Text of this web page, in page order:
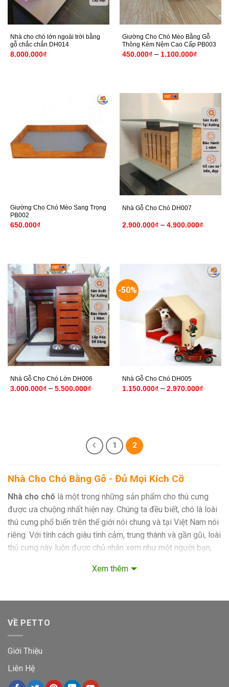
Nhà cho chó lớn ngoài trời bằng
gỗ chắc chắn DH014
8.000.000₫
Giường Cho Chó Mèo Bằng Gỗ
Thông Kèm Nệm Cao Cấp PB003
450.000₫ – 1.100.000₫Khoảng
Giường Cho Chó Mèo Sang Trọng
PB002
650.000₫
Nhà Gỗ Cho Chó DH007
2.900.000₫ – 4.900.000₫Khoảng
Nhà Gỗ Cho Chó Lớn DH006
3.000.000₫ – 5.500.000₫Khoảng
-50%
Nhà Gỗ Cho Chó DH005
1.150.000₫ – 2.970.000₫Khoảng
1 2
Nhà Cho Chó Bằng Gỗ - Đủ Mọi Kích Cỡ
Nhà cho chó là một trong những sản phẩm cho thú cưng
được ưa chuộng nhất hiện nay. Chúng ta đều biết, chó là loài
thú cưng phổ biến trên thế giới nói chung và tại Việt Nam nói
riêng. Với tính cách giàu tình cảm, trung thành và gần gũi, loài
thú cưng này luôn được chủ nhân xem như một người bạn,
Để tạo điều kiện cho sự phát triển tốt nhất của
“góc nhỏ riêng tư” để thú cưng có thể nghỉ ngơi, ăn uống và
Tại Sao Nên Mua Nhà Cho Chó?
Cũng giống như chúng ta, boss đôi khi cũng cần một không
gian riêng để nghỉ ngơi và sinh hoạt. Vậy nên, để trở thành
một “con sen tâm lý”, tại sao bạn không sắm hẳn cho boss
Xem thêm
VỀ PETTO
Giới Thiệu
Liên Hệ